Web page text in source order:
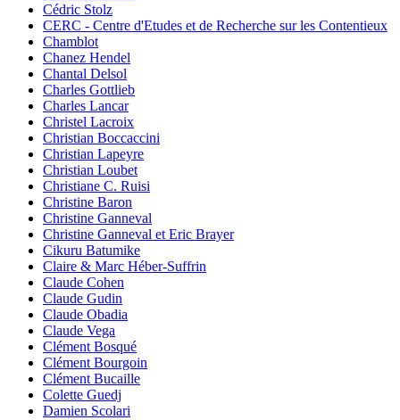
Cédric Stolz
CERC - Centre d'Etudes et de Recherche sur les Contentieux
Chamblot
Chanez Hendel
Chantal Delsol
Charles Gottlieb
Charles Lancar
Christel Lacroix
Christian Boccaccini
Christian Lapeyre
Christian Loubet
Christiane C. Ruisi
Christine Baron
Christine Ganneval
Christine Ganneval et Eric Brayer
Cikuru Batumike
Claire & Marc Héber-Suffrin
Claude Cohen
Claude Gudin
Claude Obadia
Claude Vega
Clément Bosqué
Clément Bourgoin
Clément Bucaille
Colette Guedj
Damien Scolari